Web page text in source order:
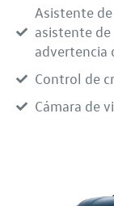
Asistente
asistente
advertencia
Control de
Cámara de